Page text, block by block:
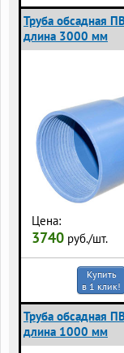
Труба обсадная
длина 3000 мм
Цена:
3740 руб./шт.
Купить
в 1 клик!
Труба обсадная
длина 1000 мм